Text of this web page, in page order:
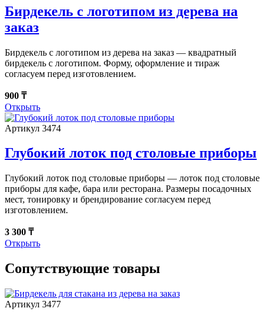
Бирдекель с логотипом из дерева на
заказ
Бирдекель с логотипом из дерева на заказ — квадратный
бирдекель с логотипом. Форму, оформление и тираж
согласуем перед изготовлением.
900 ₸
Открыть
Артикул 3474
Глубокий лоток под столовые приборы
Глубокий лоток под столовые приборы — лоток под столовые
приборы для кафе, бара или ресторана. Размеры посадочных
мест, тонировку и брендирование согласуем перед
изготовлением.
3 300 ₸
Открыть
Сопутствующие товары
Артикул 3477